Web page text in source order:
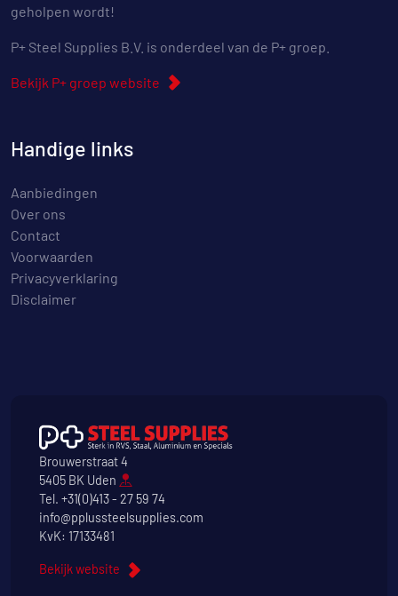
geholpen wordt!
P+ Steel Supplies B.V. is onderdeel van de P+ groep.
Bekijk P+ groep website
Handige links
Aanbiedingen
Over ons
Contact
Voorwaarden
Privacyverklaring
Disclaimer
Brouwerstraat 4
5405 BK Uden
Tel. +31(0)413 - 27 59 74
info@pplussteelsupplies.com
KvK: 17133481
Bekijk website